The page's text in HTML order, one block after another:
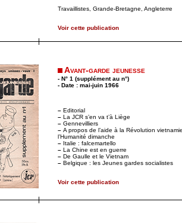
Travaillistes, Grande-Bretagne, Angleterre
Voir cette publication
Avant-garde jeunesse
- N° 1 (supplément au n°)
- Date : mai-juin 1966
– Editorial
– La JCR s’en va t’à Liège
– Gennevilliers
– A propos de l’aide à la Révolution
l’Humanité dimanche
– Italie : falcemartello
– La Chine est en guerre
– De Gaulle et le Vietnam
– Belgique : les Jeunes gardes socialistes
Voir cette publication